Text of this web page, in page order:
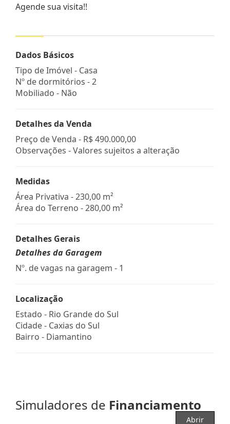
Agende sua visita!!
Dados Básicos
Tipo de Imóvel - Casa
Nº de dormitórios - 2
Mobiliado - Não
Detalhes da Venda
Preço de Venda - R$ 490.000,00
Observações - Valores sujeitos a alteração
Medidas
Área Privativa - 230,00 m²
Área do Terreno - 280,00 m²
Detalhes Gerais
Detalhes da Garagem
Nº. de vagas na garagem - 1
Localização
Estado - Rio Grande do Sul
Cidade - Caxias do Sul
Bairro - Diamantino
Simuladores de Financiamento
Abrir